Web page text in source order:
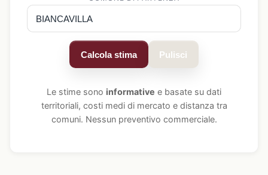
Calcola stima Pulisci
Le stime sono informative e basate su dati
territoriali, costi medi di mercato e distanza tra
comuni. Nessun preventivo commerciale.